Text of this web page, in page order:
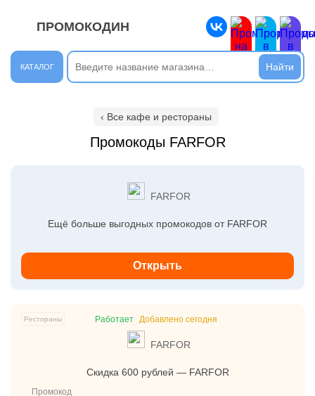
ПРОМОКОДИН
КАТАЛОГ
‹ Все кафе и рестораны
Промокоды FARFOR
FARFOR
Ещё больше выгодных промокодов от FARFOR
Открыть
Работает Добавлено сегодня
FARFOR
Скидка 600 рублей — FARFOR
Рестораны
Новые сообщения ЗАКРЫТЬ
найдёте интересные новости.
Открыть полностью
Подпишись на наш ТГ-канал и получай свежие акции и